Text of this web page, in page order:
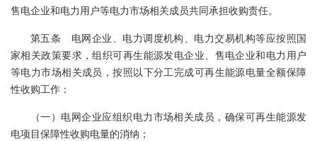
售电企业和电力用户等电力市场相关成员共同承担收购责任。
第五条 电网企业、电力调度机构、电力交易机构等应按照国
家相关政策要求，组织可再生能源发电企业、售电企业和电力用户
等电力市场相关成员，按照以下分工完成可再生能源电量全额保障
性收购工作：
（一）电网企业应组织电力市场相关成员，确保可再生能源发
电项目保障性收购电量的消纳；